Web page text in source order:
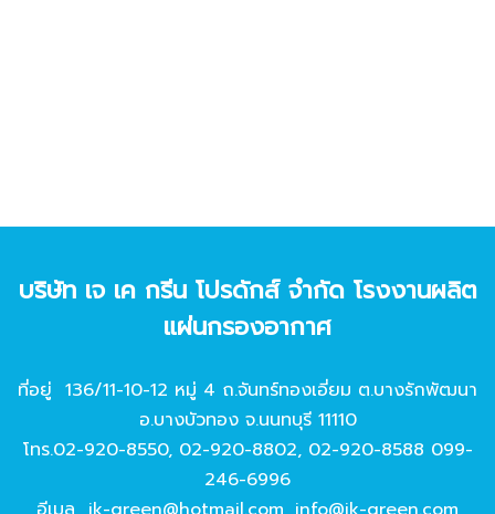
บริษัท เจ เค กรีน โปรดักส์ จํากัด โรงงานผลิต
แผ่นกรองอากาศ
ที่อยู่ 136/11-10-12 หมู่ 4 ถ.จันทร์ทองเอี่ยม ต.บางรักพัฒนา
อ.บางบัวทอง จ.นนทบุรี 11110
โทร.02-920-8550, 02-920-8802, 02-920-8588 099-
246-6996